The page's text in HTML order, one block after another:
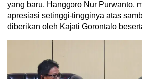
yang baru, Hanggoro Nur Purwanto,
apresiasi setinggi-tingginya atas
diberikan oleh Kajati Gorontalo